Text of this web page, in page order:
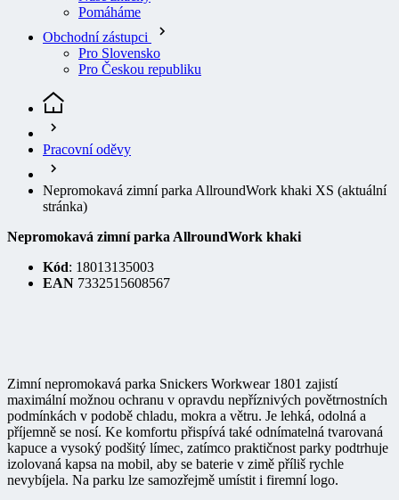
Obchodní zástupci
Pro Slovensko
Pro Českou republiku
Pracovní oděvy
Nepromokavá zimní parka AllroundWork khaki XS
stránka)
Nepromokavá zimní parka AllroundWork khaki
Kód: 18013135003
EAN 7332515608567
maximální možnou ochranu v opravdu nepříznivých povětrnostních
podmínkách v podobě chladu, mokra a větru. Je lehká, odolná a
příjemně se nosí. Ke komfortu přispívá také odnímatelná tvarovaná
kapuce a vysoký podšitý límec, zatímco praktičnost parky podtrhuje
izolovaná kapsa na mobil, aby se baterie v zimě příliš rychle
nevybíjela. Na parku lze samozřejmě umístit i firemní logo.
Celý popis